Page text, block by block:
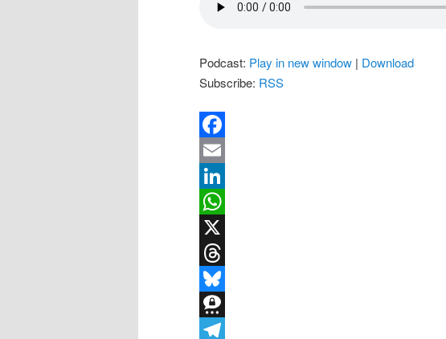
Podcast: Play in new window | Download
Subscribe: RSS
Facebook
Email
LinkedIn
WhatsApp
X
Threads
Bluesky
Threema